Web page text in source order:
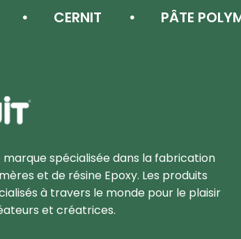
CERNIT PÂTE POLYMÈRE
haut de gamme pour des créations premiums
spécialisée dans la fabrication
et de résine Epoxy. Les produits
à travers le monde pour le plaisir
et créatrices.